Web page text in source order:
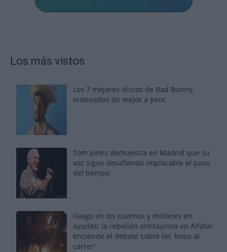
Los más vistos
Los 7 mejores discos de Bad Bunny,
ordenados de mejor a peor
Tom Jones demuestra en Madrid que su
voz sigue desafiando implacable el paso
del tiempo
Fuego en los cuernos y millones en
ayudas: la rebelión antitaurina en Alfafar
enciende el debate sobre los 'bous al
carrer'